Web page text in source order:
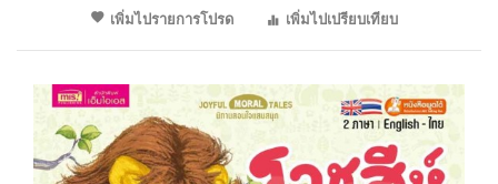
เพิ่มไปรายการโปรด
เพิ่มไปเปรียบเทียบ